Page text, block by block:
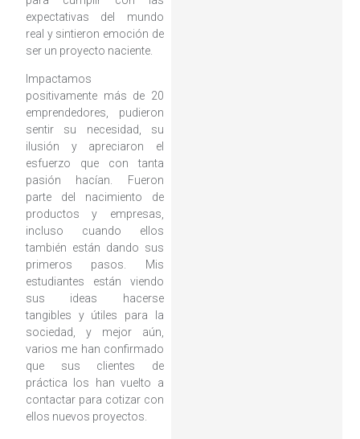
expectativas del mundo
real y sintieron emoción de
ser un proyecto naciente.
Impactamos
positivamente más de 20
emprendedores, pudieron
sentir su necesidad, su
ilusión y apreciaron el
esfuerzo que con tanta
pasión hacían. Fueron
parte del nacimiento de
productos y empresas,
incluso cuando ellos
también están dando sus
primeros pasos. Mis
estudiantes están viendo
sus ideas hacerse
tangibles y útiles para la
sociedad, y mejor aún,
varios me han confirmado
que sus clientes de
práctica los han vuelto a
contactar para cotizar con
ellos nuevos proyectos.